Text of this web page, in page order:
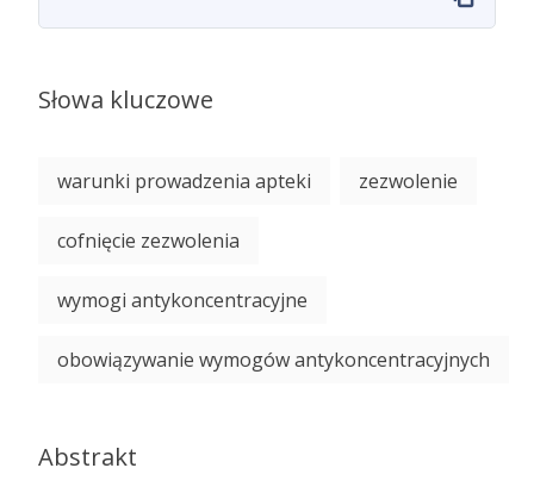
Słowa kluczowe
warunki prowadzenia apteki zezwolenie
cofnięcie zezwolenia
wymogi antykoncentracyjne
obowiązywanie wymogów antykoncentracyjnych
Abstrakt